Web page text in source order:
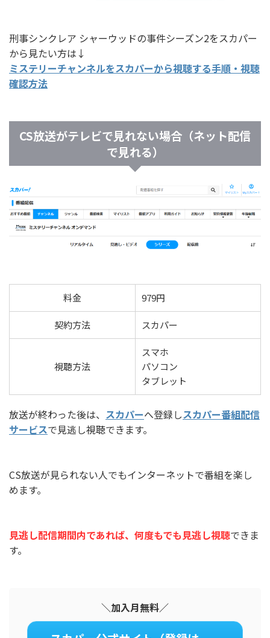
刑事シンクレア シャーウッドの事件シーズン2をスカパー
から見たい方は↓
ミステリーチャンネルをスカパーから視聴する手順・視聴
確認方法
CS放送がテレビで見れない場合（ネット配信
で見れる）
料金 979円
契約方法 スカパー
視聴方法
スマホ
パソコン
タブレット
放送が終わった後は、 スカパーへ登録しスカパー番組配信
サービスで見逃し視聴できます。
CS放送が見られない人でもインターネットで番組を楽し
めます。
見逃し配信期間内であれば、何度もでも見逃し視聴できま
す。
＼加入月無料／